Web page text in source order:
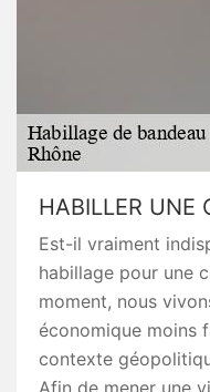
HABILLER UNE
Est-il vraiment
habillage pour une
moment, nous
économique moins
contexte
Afin de mener une